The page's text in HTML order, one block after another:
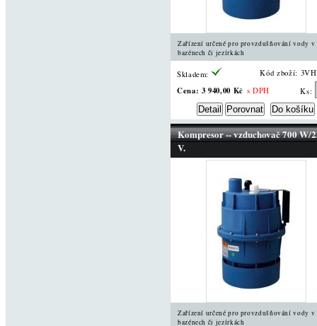
Zařízení určené pro provzdušňování vody v
bazénech či jezírkách
Skladem: Kód zboží:
Cena: 3 940,00 Kč s DPH Ks:
Kompresor -- vzduchovač 700 W/
V.
Zařízení určené pro provzdušňování vody v
bazénech či jezírkách